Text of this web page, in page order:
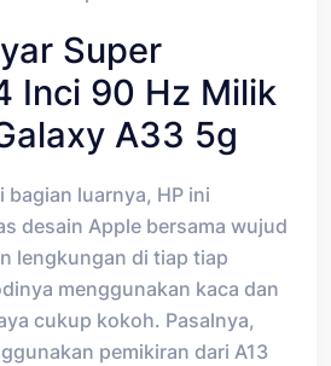
Super
Inci 90 Hz Milik
A33 5g
bagian luarnya, HP ini
desain Apple bersama wujud
lengkungan di tiap tiap
menggunakan kaca dan
cukup kokoh. Pasalnya,
pemikiran dari A13